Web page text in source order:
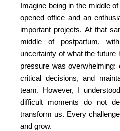
Imagine being in the middle
opened office and an
important projects. At that
middle of postpartum,
uncertainty of what the
pressure was
critical decisions, and
team. However, I
difficult moments do not
transform us. Every
and grow.